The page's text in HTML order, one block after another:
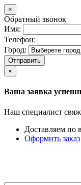
×
Обратный звонок
Имя:
Телефон:
Город:
Отправить
×
Ваша заявка
Наш специалист
Доставляем по
Оформить заказ